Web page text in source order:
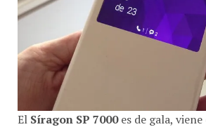
El Síragon SP 7000es de gala, viene